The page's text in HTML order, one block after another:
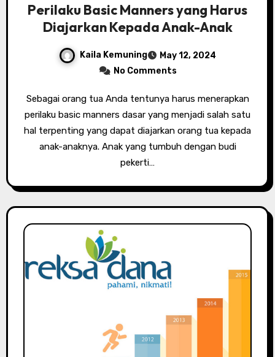
Perilaku Basic Manners yang Harus
Diajarkan Kepada Anak-Anak
Kaila Kemuning
May 12, 2024
No Comments
Sebagai orang tua Anda tentunya harus menerapkan
perilaku basic manners dasar yang menjadi salah satu
hal terpenting yang dapat diajarkan orang tua kepada
anak-anaknya. Anak yang tumbuh dengan budi
pekerti…